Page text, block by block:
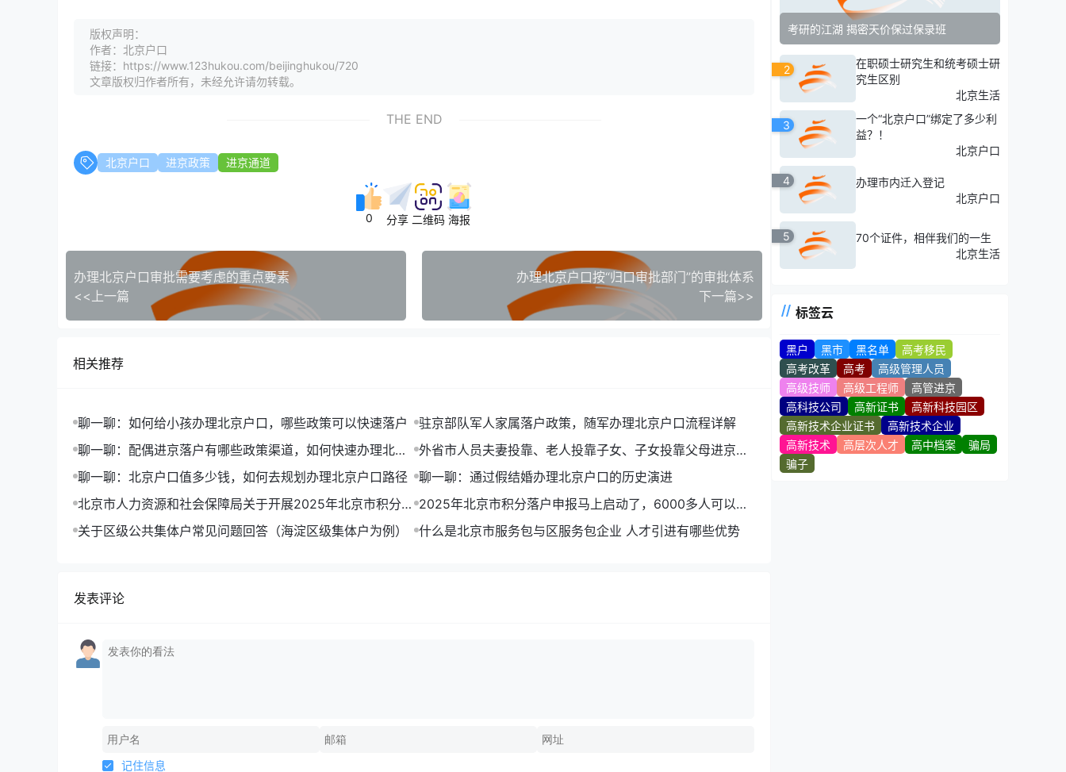
版权声明：
作者：北京户口
链接：https://www.123hukou.com/beijinghukou/720
文章版权归作者所有，未经允许请勿转载。
THE END
北京户口 进京政策 进京通道
0 分享 二维码 海报
办理北京户口审批需要考虑的重点要素
<<上一篇
办理北京户口按“归口审批部门”的审批体系
下一篇>>
相关推荐
聊一聊：如何给小孩办理北京户口，哪些政策可以快速落户
驻京部队军人家属落户政策，随军办理北京户口流程详解
聊一聊：配偶进京落户有哪些政策渠道，如何快速办理北京
户口
外省市人员夫妻投靠、老人投靠子女、子女投靠父母进京入
非农业户口
聊一聊：北京户口值多少钱，如何去规划办理北京户口路径
聊一聊：通过假结婚办理北京户口的历史演进
北京市人力资源和社会保障局关于开展2025年北京市积分落
户申报工作的通告
2025年北京市积分落户申报马上启动了，6000多人可以拿
到北京户口
关于区级公共集体户常见问题回答（海淀区级集体户为例） 什么是北京市服务包与区服务包企业 人才引进有哪些优势
发表评论
记住信息
考研的江湖 揭密天价保过保录班
2
在职硕士研究生和统考硕士研
究生区别
北京生活
3
一个“北京户口”绑定了多少利
益？！
北京户口
4
办理市内迁入登记
北京户口
5
70个证件，相伴我们的一生
北京生活
标签云
黑户 黑市 黑名单
高考移民
高考改革
高考
高级管理人员
高级技师
高级工程师
高管进京
高科技公司
高新证书
高新科技园区
高新技术企业证书
高新技术企业
高新技术
高层次人才 高中档案
骗局
骗子